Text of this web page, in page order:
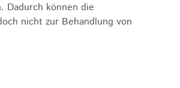
Dadurch können die
nicht zur Behandlung von